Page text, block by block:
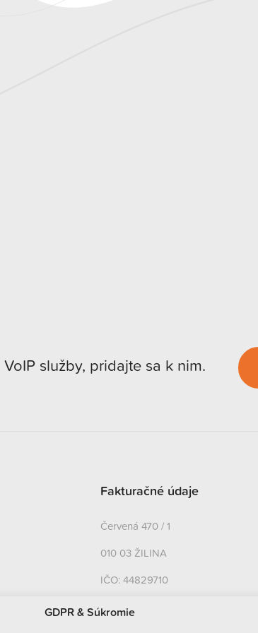
služby, pridajte sa k nim.
Fakturačné údaje
Červená 470 / 1
010 03 ŽILINA
IČO: 44829710
DIČ: 2022858948
GDPR & Súkromie